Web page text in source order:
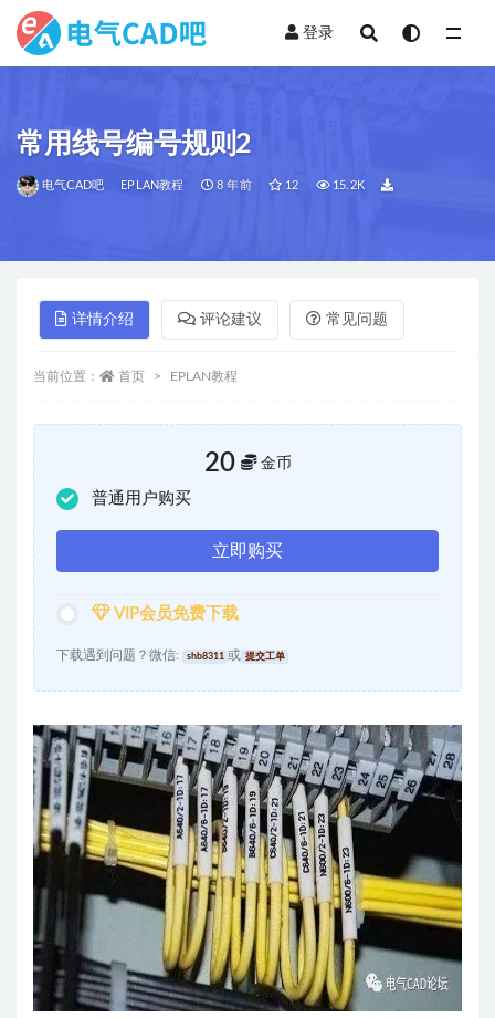
登录
常用线号编号规则2
电气CAD吧 EPLAN教程 8 年前 12 15.2K
详情介绍 评论建议 常见问题
当前位置： 首页 EPLAN教程
20 金币
普通用户购买
立即购买
VIP会员免费下载
下载遇到问题？微信: shb8311 或 提交工单